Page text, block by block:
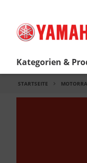
Kategorien &
STARTSEITE